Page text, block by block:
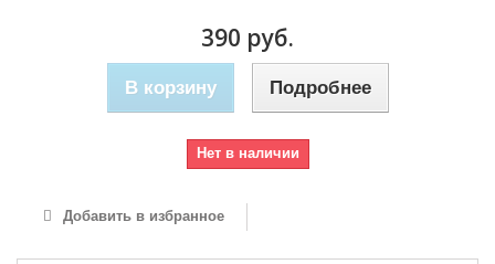
390 руб.
В корзину Подробнее
Нет в наличии
Добавить в избранное